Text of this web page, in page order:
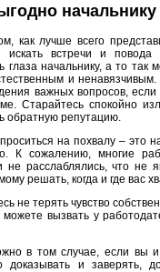
начальнику
как лучше всего
искать встречи и повода
начальнику, а то так
и
важных вопросов,
Старайтесь спокойно
обратную репутацию.
на похвалу – это
К сожалению, многие
не расслаблялись, что не
решать, когда и где вас
не терять чувство
вызвать у
в том случае, если вы
и заверять,